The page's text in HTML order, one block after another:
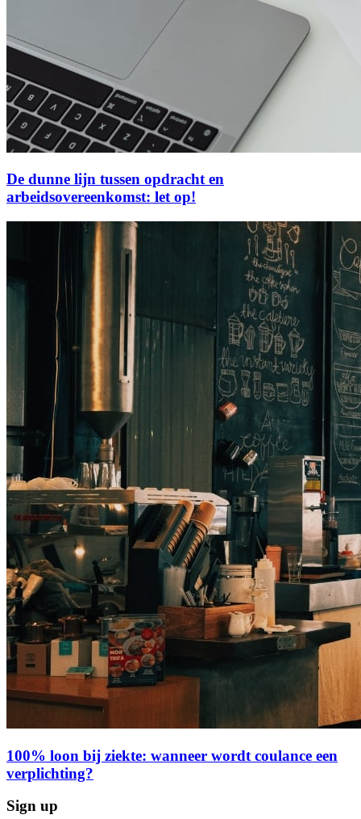
De dunne lijn tussen opdracht en
arbeidsovereenkomst: let op!
100% loon bij ziekte: wanneer wordt coulance een
verplichting?
Sign up